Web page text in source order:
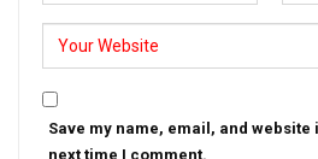
Save my name, email, and
next time I comment.